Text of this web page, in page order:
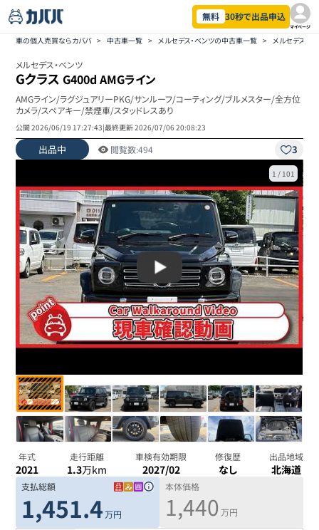
無料 30秒で出品申込
マイページ
車の個人売買ならカババ > 中古車一覧 > メルセデス・ベンツの中古車一覧 > メルセデス・
メルセデス・ベンツ
Gクラス G400d AMGライン
AMGライン/ラグジュアリーPKG/サンルーフ/コーティング/ブルメスター/全方位
カメラ/スペアキー/禁煙車/スタッドレスあり
公開2026/06/19 17:27:43|最終更新2026/07/06 20:08:23
出品中 閲覧数:494 3
1 / 101
年式
2021
走行距離
1.3万km
車検有効期限
2027/02
修復歴
なし
出品地域
北海道
支払総額
1,451.4 万円
本体価格
1,440 万円